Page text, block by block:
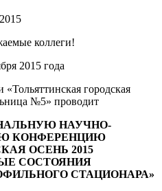
коллеги!
2015 года
городская
№5» проводит
НАУЧНО-
КОНФЕРЕНЦИЮ
ОСЕНЬ 2015
СОСТОЯНИЯ
СТАЦИОНАРА»